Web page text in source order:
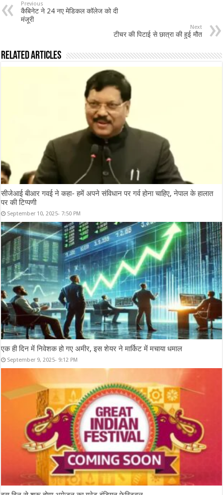
Previous
कैबिनेट ने 24 नए मेडिकल कॉलेज को दी
मंजूरी
Next
टीचर की पिटाई से छात्रा की हुई मौत
Related Articles
सीजेआई बीआर गवई ने कहा- हमें अपने संविधान पर गर्व होना चाहिए, नेपाल के हालात
पर की टिप्पणी
September 10, 2025- 7:50 PM
एक ही दिन में निवेशक हो गए अमीर, इस शेयर ने मार्किट में मचाया धमाल
September 9, 2025- 9:12 PM